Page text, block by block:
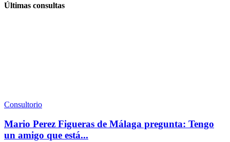
Últimas consultas
Consultorio
Mario Perez Figueras de Málaga pregunta: Tengo
un amigo que está...